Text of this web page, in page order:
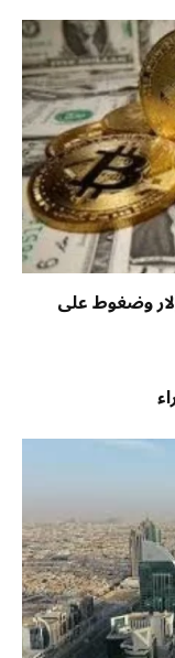
يهبط 1% إلى 62,829.4 دولار وضغوط على